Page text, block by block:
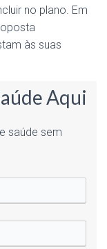
no plano. Em
às suas
Aqui
saúde sem